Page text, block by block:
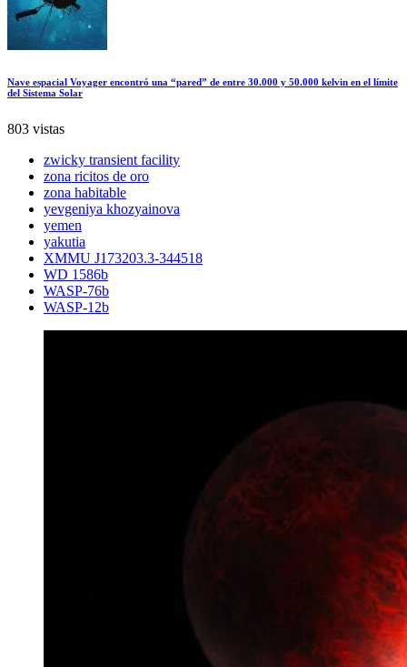
Nave espacial Voyager encontró una “pared” de entre 30.000 y 50.000 kelvin en el límite
del Sistema Solar
803 vistas
zwicky transient facility
zona ricitos de oro
zona habitable
yevgeniya khozyainova
yemen
yakutia
XMMU J173203.3-344518
WD 1586b
WASP-76b
WASP-12b